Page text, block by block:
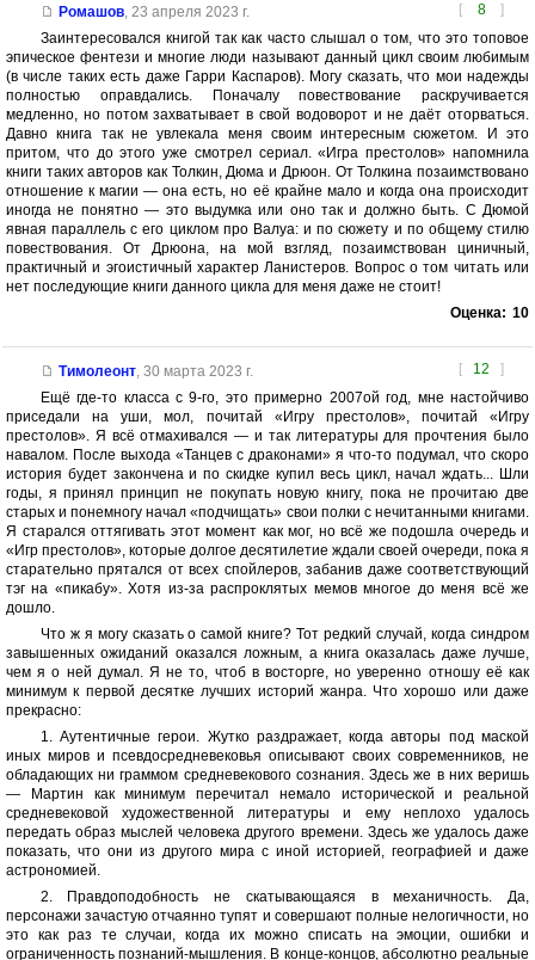
[ 8 ]
Ромашов, 23 апреля 2023 г.
Заинтересовался книгой так как часто слышал о том, что это топовое
эпическое фентези и многие люди называют данный цикл своим любимым
(в числе таких есть даже Гарри Каспаров). Могу сказать, что мои надежды
полностью оправдались. Поначалу повествование раскручивается
медленно, но потом захватывает в свой водоворот и не даёт оторваться.
Давно книга так не увлекала меня своим интересным сюжетом. И это
притом, что до этого уже смотрел сериал. «Игра престолов» напомнила
книги таких авторов как Толкин, Дюма и Дрюон. От Толкина позаимствовано
отношение к магии — она есть, но её крайне мало и когда она происходит
иногда не понятно — это выдумка или оно так и должно быть. С Дюмой
явная параллель с его циклом про Валуа: и по сюжету и по общему стилю
повествования. От Дрюона, на мой взгляд, позаимствован циничный,
практичный и эгоистичный характер Ланистеров. Вопрос о том читать или
нет последующие книги данного цикла для меня даже не стоит!
Оценка: 10
[ 12 ]
Тимолеонт, 30 марта 2023 г.
Ещё где-то класса с 9-го, это примерно 2007ой год, мне настойчиво
приседали на уши, мол, почитай «Игру престолов», почитай «Игру
престолов». Я всё отмахивался — и так литературы для прочтения было
навалом. После выхода «Танцев с драконами» я что-то подумал, что скоро
история будет закончена и по скидке купил весь цикл, начал ждать... Шли
годы, я принял принцип не покупать новую книгу, пока не прочитаю две
старых и понемногу начал «подчищать» свои полки с нечитанными книгами.
Я старался оттягивать этот момент как мог, но всё же подошла очередь и
«Игр престолов», которые долгое десятилетие ждали своей очереди, пока я
старательно прятался от всех спойлеров, забанив даже соответствующий
тэг на «пикабу». Хотя из-за распроклятых мемов многое до меня всё же
дошло.
Что ж я могу сказать о самой книге? Тот редкий случай, когда синдром
завышенных ожиданий оказался ложным, а книга оказалась даже лучше,
чем я о ней думал. Я не то, чтоб в восторге, но уверенно отношу её как
минимум к первой десятке лучших историй жанра. Что хорошо или даже
прекрасно:
1. Аутентичные герои. Жутко раздражает, когда авторы под маской
иных миров и псевдосредневековья описывают своих современников, не
обладающих ни граммом средневекового сознания. Здесь же в них веришь
— Мартин как минимум перечитал немало исторической и реальной
средневековой художественной литературы и ему неплохо удалось
передать образ мыслей человека другого времени. Здесь же удалось даже
показать, что они из другого мира с иной историей, географией и даже
астрономией.
2. Правдоподобность не скатывающаяся в механичность. Да,
персонажи зачастую отчаянно тупят и совершают полные нелогичности, но
это как раз те случаи, когда их можно списать на эмоции, ошибки и
ограниченность познаний-мышления. В конце-концов, абсолютно реальные